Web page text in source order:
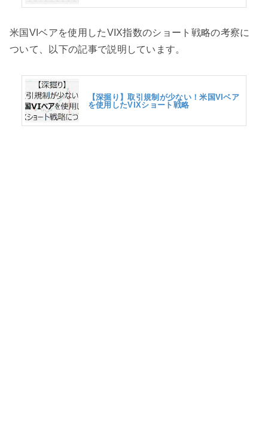
米国VIベアを使用したVIX指数のショート戦略の考察に
ついて、以下の記事で説明しています。
【深掘り】取引規制が少ない！米国VIベア
を使用したVIXショート戦略